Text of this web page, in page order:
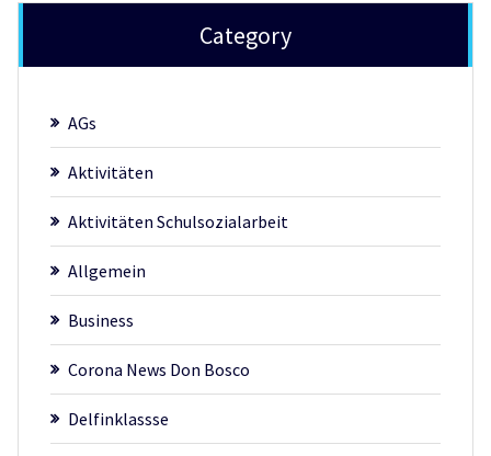
Category
AGs
Aktivitäten
Aktivitäten Schulsozialarbeit
Allgemein
Business
Corona News Don Bosco
Delfinklassse